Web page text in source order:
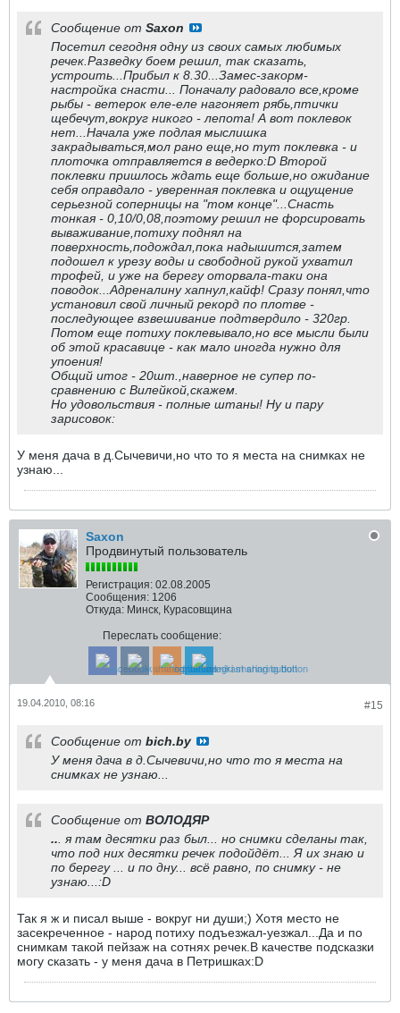
Сообщение от Saxon
Посетил сегодня одну из своих самых любимых
речек.Разведку боем решил, так сказать,
устроить...Прибыл к 8.30...Замес-закорм-
настройка снасти... Поначалу радовало все,кроме
рыбы - ветерок еле-еле нагоняет рябь,птички
щебечут,вокруг никого - лепота! А вот поклевок
нет...Начала уже подлая мыслишка
закрадываться,мол рано еще,но тут поклевка - и
плоточка отправляется в ведерко:D Второй
поклевки пришлось ждать еще больше,но ожидание
себя оправдало - уверенная поклевка и ощущение
серьезной соперницы на "том конце"...Снасть
тонкая - 0,10/0,08,поэтому решил не форсировать
вываживание,потиху поднял на
поверхность,подождал,пока надышится,затем
подошел к урезу воды и свободной рукой ухватил
трофей, и уже на берегу оторвала-таки она
поводок...Адреналину хапнул,кайф! Сразу понял,что
установил свой личный рекорд по плотве -
последующее взвешивание подтвердило - 320гр.
Потом еще потиху поклевывало,но все мысли были
об этой красавице - как мало иногда нужно для
упоения!
Общий итог - 20шт.,наверное не супер по-
сравнению с Вилейкой,скажем.
Но удовольствия - полные штаны! Ну и пару
зарисовок:
У меня дача в д.Сычевичи,но что то я места на снимках не
узнаю...
Saxon
Продвинутый пользователь
Регистрация: 02.08.2005
Сообщения: 1206
Откуда: Минск, Курасовщина
Переслать сообщение:
#15
19.04.2010, 08:16
Сообщение от bich.by
У меня дача в д.Сычевичи,но что то я места на
снимках не узнаю...
Сообщение от ВОЛОДЯР
... я там десятки раз был... но снимки сделаны так,
что под них десятки речек подойдёт... Я их знаю и
по берегу ... и по дну... всё равно, по снимку - не
узнаю...:D
Так я ж и писал выше - вокруг ни души;) Хотя место не
засекреченное - народ потиху подъезжал-уезжал...Да и по
снимкам такой пейзаж на сотнях речек.В качестве подсказки
могу сказать - у меня дача в Петришках:D